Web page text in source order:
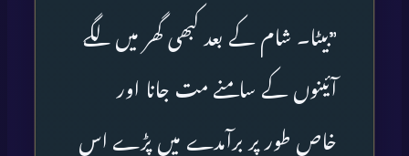
”بیٹا۔ شام کے بعد کبھی گھر میں لگے
آئینوں کے سامنے مت جانا اور
خاص طور پر برآمدے میں پڑے اس